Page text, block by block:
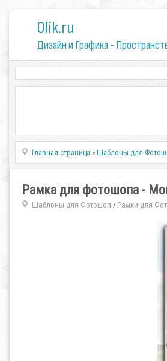
0lik.ru
Дизайн и Графика -
Главная страница »Шаблоны для
Рамка для фотошопа -
Шаблоны для Фотошоп / Рамки для